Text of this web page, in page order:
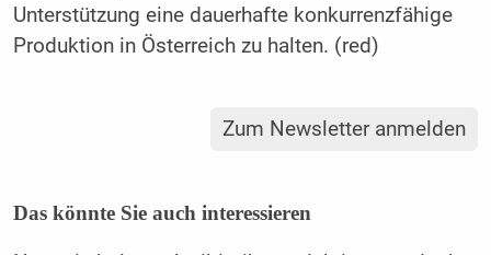
Unterstützung eine dauerhafte konkurrenzfähige
Produktion in Österreich zu halten. (red)
Zum Newsletter anmelden
Das könnte Sie auch interessieren